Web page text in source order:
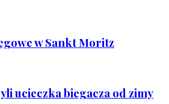
w Sankt Moritz
ucieczka biegacza od zimy